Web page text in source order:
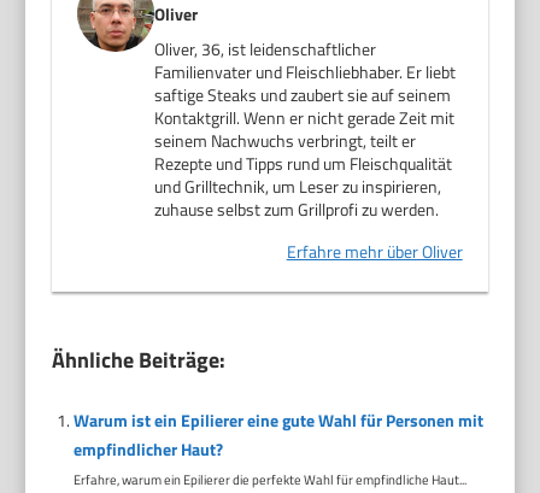
Oliver
Oliver, 36, ist leidenschaftlicher
Familienvater und Fleischliebhaber. Er liebt
saftige Steaks und zaubert sie auf seinem
Kontaktgrill. Wenn er nicht gerade Zeit mit
seinem Nachwuchs verbringt, teilt er
Rezepte und Tipps rund um Fleischqualität
und Grilltechnik, um Leser zu inspirieren,
zuhause selbst zum Grillprofi zu werden.
Erfahre mehr über Oliver
Ähnliche Beiträge:
Warum ist ein Epilierer eine gute Wahl für Personen mit
empfindlicher Haut?
Erfahre, warum ein Epilierer die perfekte Wahl für empfindliche Haut...